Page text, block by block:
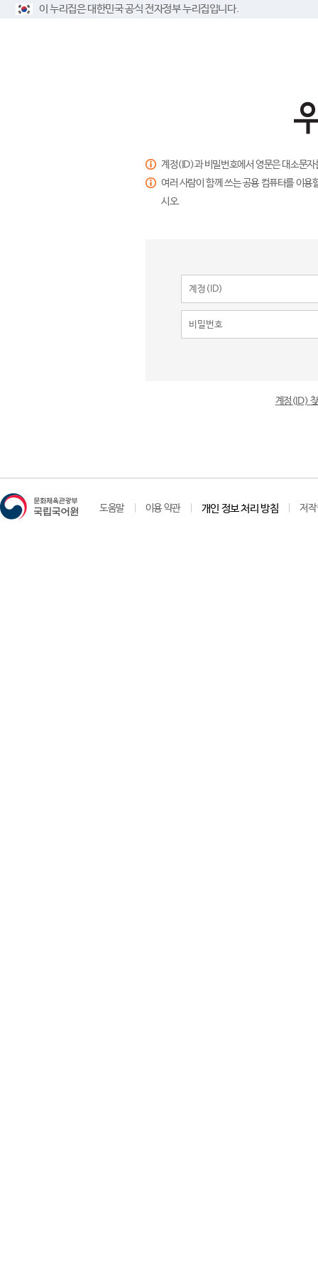
이 누리집은 대한민국 공식 전자정부 누리집입니다.
계정(ID)과 비밀번호에서 영문은 대소문
여러 사람이 함께 쓰는 공용 컴퓨터를 이
시오.
계정(ID)
도움말 이용 약관 개인 정보 처리 방침 저